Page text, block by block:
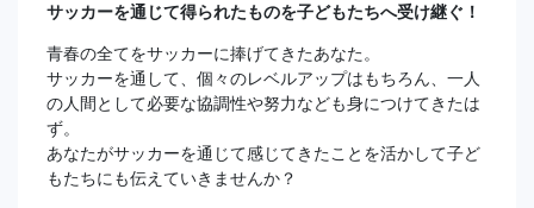
サッカーを通じて得られたものを子どもたちへ受け継ぐ！
青春の全てをサッカーに捧げてきたあなた。
サッカーを通して、個々のレベルアップはもちろん、一人
の人間として必要な協調性や努力なども身につけてきたは
ず。
あなたがサッカーを通じて感じてきたことを活かして子ど
もたちにも伝えていきませんか？